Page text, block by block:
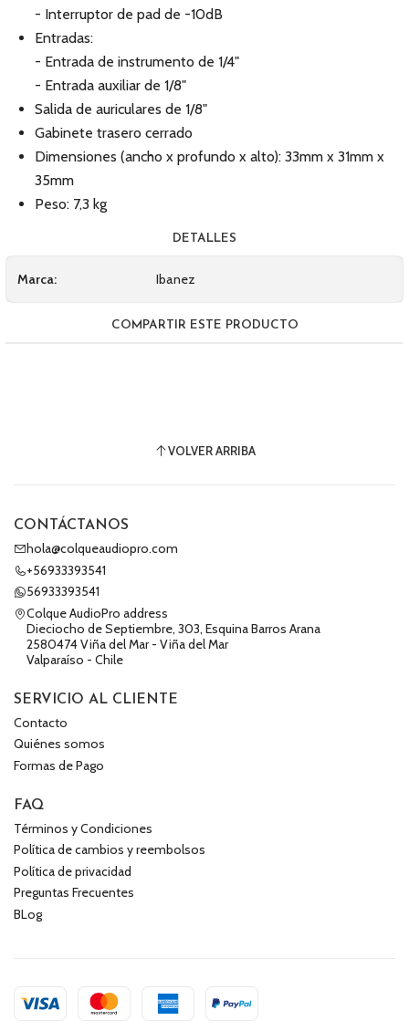
- Interruptor de pad de -10dB
Entradas:
- Entrada de instrumento de 1/4"
- Entrada auxiliar de 1/8"
Salida de auriculares de 1/8"
Gabinete trasero cerrado
Dimensiones (ancho x profundo x alto): 33mm x 31mm x
35mm
Peso: 7,3 kg
DETALLES
Marca: Ibanez
COMPARTIR ESTE PRODUCTO
VOLVER ARRIBA
CONTÁCTANOS
hola@colqueaudiopro.com
+56933393541
56933393541
Colque AudioPro address
Dieciocho de Septiembre, 303, Esquina Barros Arana
2580474 Viña del Mar - Viña del Mar
Valparaíso - Chile
SERVICIO AL CLIENTE
Contacto
Quiénes somos
Formas de Pago
FAQ
Términos y Condiciones
Política de cambios y reembolsos
Política de privacidad
Preguntas Frecuentes
BLog